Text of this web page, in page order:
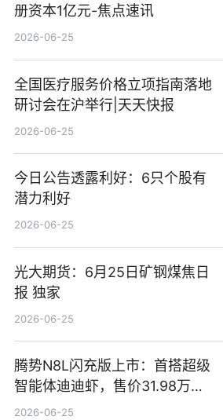
册资本1亿元-焦点速讯
2026-06-25
全国医疗服务价格立项指南落地
研讨会在沪举行|天天快报
2026-06-25
今日公告透露利好：6只个股有
潜力利好
2026-06-25
光大期货：6月25日矿钢煤焦日
报 独家
2026-06-25
腾势N8L闪充版上市：首搭超级
智能体迪迪虾，售价31.98万
元-34.98万元 焦点日报
2026-06-25